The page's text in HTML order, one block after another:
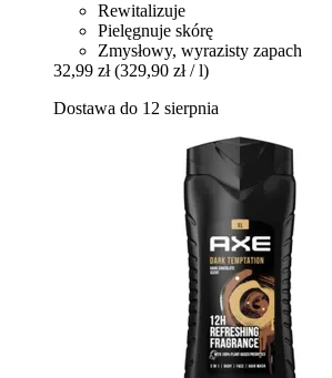
Rewitalizuje
Pielęgnuje skórę
Zmysłowy, wyrazisty zapach
32,99 zł (329,90 zł / l)
Dostawa do 12 sierpnia